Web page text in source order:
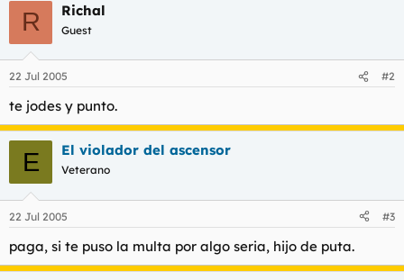
R Richal
Guest
22 Jul 2005 #2
te jodes y punto.
E El violador del ascensor
Veterano
22 Jul 2005 #3
paga, si te puso la multa por algo seria, hijo de puta.